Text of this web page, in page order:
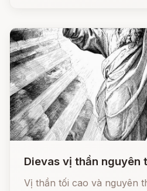
Dievas vị thần nguyên
Vị thần tối cao và nguyên